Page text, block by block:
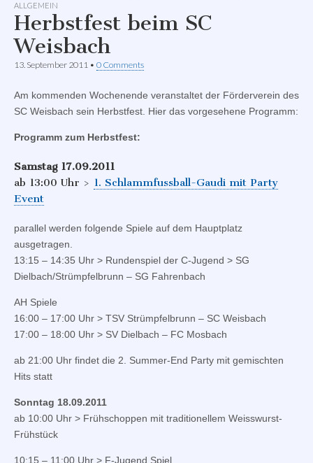
ALLGEMEIN
Herbstfest beim SC
Weisbach
13. September 2011 • 0 Comments
Am kommenden Wochenende veranstaltet der Förderverein des
SC Weisbach sein Herbstfest. Hier das vorgesehene Programm:
Programm zum Herbstfest:
Samstag 17.09.2011
ab 13:00 Uhr > 1. Schlammfussball-Gaudi mit Party
Event
parallel werden folgende Spiele auf dem Hauptplatz
ausgetragen.
13:15 – 14:35 Uhr > Rundenspiel der C-Jugend > SG
Dielbach/Strümpfelbrunn – SG Fahrenbach
AH Spiele
16:00 – 17:00 Uhr > TSV Strümpfelbrunn – SC Weisbach
17:00 – 18:00 Uhr > SV Dielbach – FC Mosbach
ab 21:00 Uhr findet die 2. Summer-End Party mit gemischten
Hits statt
Sonntag 18.09.2011
ab 10:00 Uhr > Frühschoppen mit traditionellem Weisswurst-
Frühstück
10:15 – 11:00 Uhr > F-Jugend Spiel